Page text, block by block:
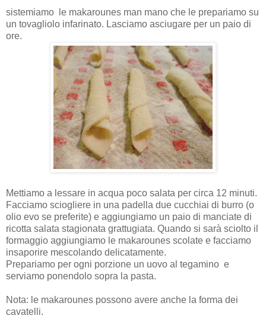
sistemiamo le makarounes man mano che le prepariamo su
un tovagliolo infarinato. Lasciamo asciugare per un paio di
ore.
Mettiamo a lessare in acqua poco salata per circa 12 minuti.
Facciamo sciogliere in una padella due cucchiai di burro (o
olio evo se preferite) e aggiungiamo un paio di manciate di
ricotta salata stagionata grattugiata. Quando si sarà sciolto il
formaggio aggiungiamo le makarounes scolate e facciamo
insaporire mescolando delicatamente.
Prepariamo per ogni porzione un uovo al tegamino e
serviamo ponendolo sopra la pasta.
Nota: le makarounes possono avere anche la forma dei
cavatelli.